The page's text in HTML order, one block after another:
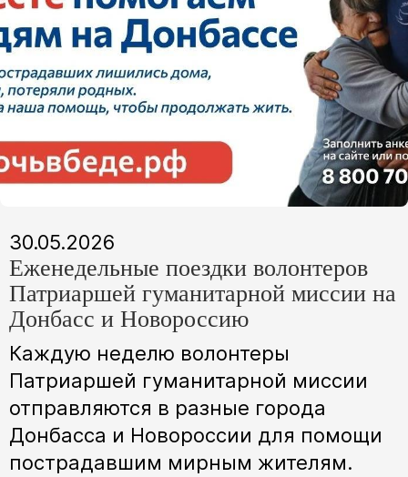
30.05.2026
Еженедельные поездки волонтеров
Патриаршей гуманитарной миссии на
Донбасс и Новороссию
Каждую неделю волонтеры
Патриаршей гуманитарной миссии
отправляются в разные города
Донбасса и Новороссии для помощи
пострадавшим мирным жителям.